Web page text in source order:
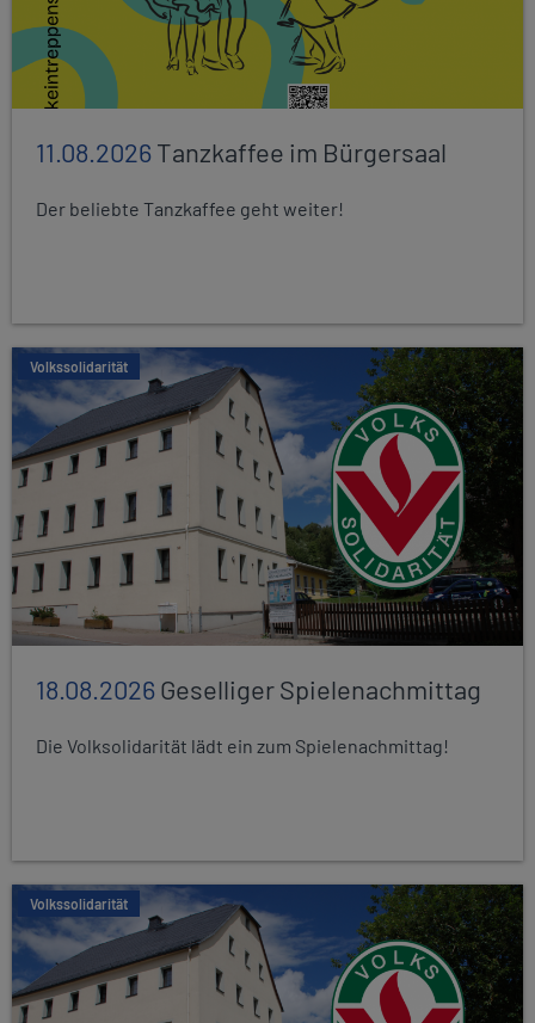
11.08.2026Tanzkaffee im Bürgersaal
Der beliebte Tanzkaffee geht weiter!
Volkssolidarität
18.08.2026Geselliger Spielenachmittag
Die Volksolidarität lädt ein zum Spielenachmittag!
Volkssolidarität